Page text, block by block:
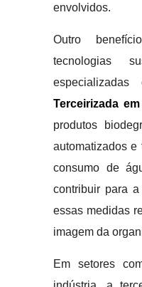
envolvidos.
Outro
tecnologias
especializadas
Terceirizada
produtos
automatizados
consumo de
contribuir para
essas medidas
imagem da
Em setores